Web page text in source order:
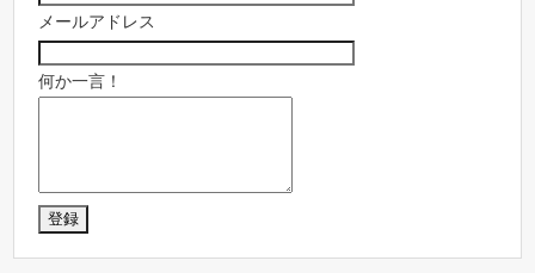
メールアドレス
何か一言！